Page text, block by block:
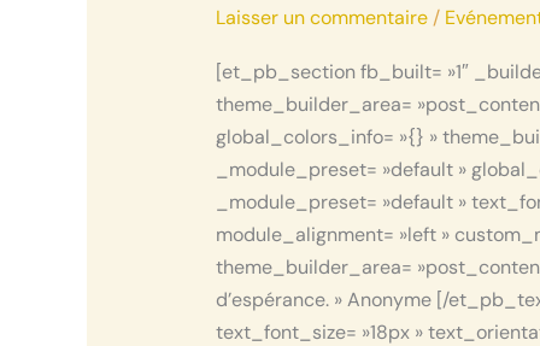
Laisser un commentaire /
[et_pb_section fb_built= »1″
theme_builder_area=
global_colors_info= »{} »
_module_preset= »default »
_module_preset= »default »
module_alignment= »left »
theme_builder_area=
d’espérance. » Anonyme [/
text_font_size= »18px »